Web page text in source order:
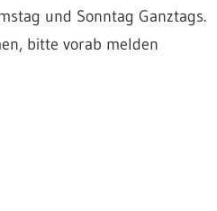
und Sonntag Ganztags.
bitte vorab melden